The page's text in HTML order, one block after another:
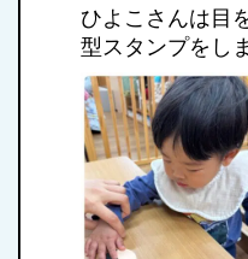
ひよこさんは目
型スタンプをし